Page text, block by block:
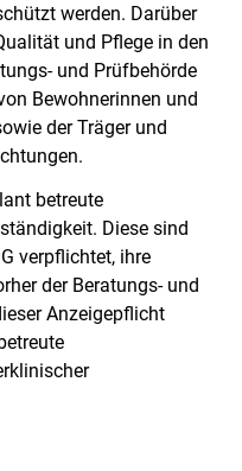
werden. Darüber
und Pflege in den
und Prüfbehörde
Bewohnerinnen und
der Träger und
betreute
Diese sind
verpflichtet, ihre
der Beratungs- und
Anzeigepflicht